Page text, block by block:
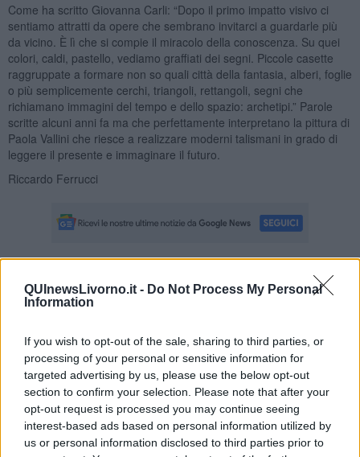
QUInewsLivorno.it - Do Not Process My Personal
Information
If you wish to opt-out of the sale, sharing to third parties, or
processing of your personal or sensitive information for
targeted advertising by us, please use the below opt-out
section to confirm your selection. Please note that after your
opt-out request is processed you may continue seeing
interest-based ads based on personal information utilized by
us or personal information disclosed to third parties prior to
Come ha scritto Giovanna Carli: “Dopo il primo impatto visivo ci
sentiamo attratti da opere che sembrano invitarci a guardarle più
da vicino. È lì che si compie il miracolo della conoscenza. Su quei
colori, caldi, pastello, vediamo graffiati dei segni. Piccole casette
raggruppate a formare non so quali città della fantasia, alberi, foglie
o più semplicemente cerchi, triangoli, rettangoli, segni che
richiamano immagini del tempo e dello spazio: archetipi.” Parole
scritte alcuni anni fa ma che perfettamente interpretano la pittura di
Paola Vallini che riesce a realizzare moderni talismani in grado di
leggere il presente e immaginare il futuro.
Riccardo Ferrucci
Se vuoi leggere le notizie principali della Toscana iscriviti alla
Newsletter QUInews - ToscanaMedia.
Arriva gratis tutti i giorni
Basta cliccareQUI
Fotogallery